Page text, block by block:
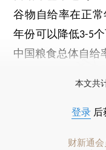
谷物自给率在正
年份可以降低3-5
中国粮食总体自给
本文共
登录 后
财新通会